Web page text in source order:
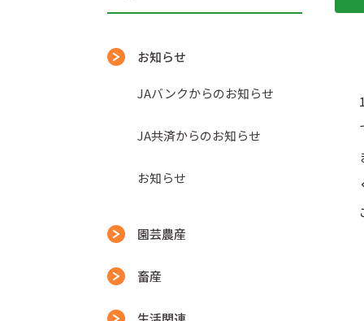
お知らせ
JAバンクからのお知らせ
JA共済からのお知らせ
お知らせ
園芸農産
畜産